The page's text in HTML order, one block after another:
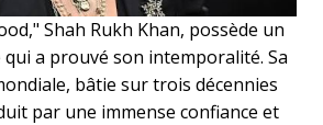
Shah Rukh Khan, possède un
a prouvé son intemporalité. Sa
bâtie sur trois décennies
par une immense confiance et